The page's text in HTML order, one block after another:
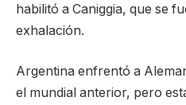
habilitó a Caniggia, que se
exhalación.
Argentina enfrentó a
el mundial anterior, pero